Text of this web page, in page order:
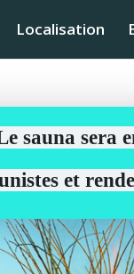
sauna sera
et
Localisation